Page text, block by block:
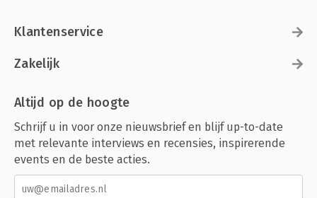
Klantenservice
Zakelijk
Altijd op de hoogte
Schrijf u in voor onze nieuwsbrief en blijf up-to-date
met relevante interviews en recensies, inspirerende
events en de beste acties.